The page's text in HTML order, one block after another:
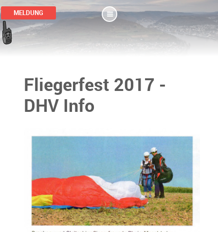
MELDUNG
Fliegerfest 2017 -
DHV Info